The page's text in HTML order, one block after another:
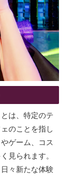
は、特定のテ
のことを指し
ゲーム、コス
見られます。
々新たな体験